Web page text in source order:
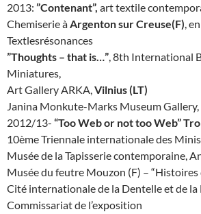
2013: ”Contenant”, art textile
Chemiserie àArgenton sur Creuse(F),
Textlesrésonances
”Thoughts – that is…”, 8th International
Miniatures,
Art Gallery ARKA,Vilnius (LT)
Janina Monkute-Marks Museum Gallery,
2012/13- “Too Web or not too Web”
10ème Triennale internationale des
Musée de la Tapisserie contemporaine,
Musée du feutre Mouzon (F) – “Histoires
Cité internationale de la Dentelle et de la
Commissariat de l’exposition